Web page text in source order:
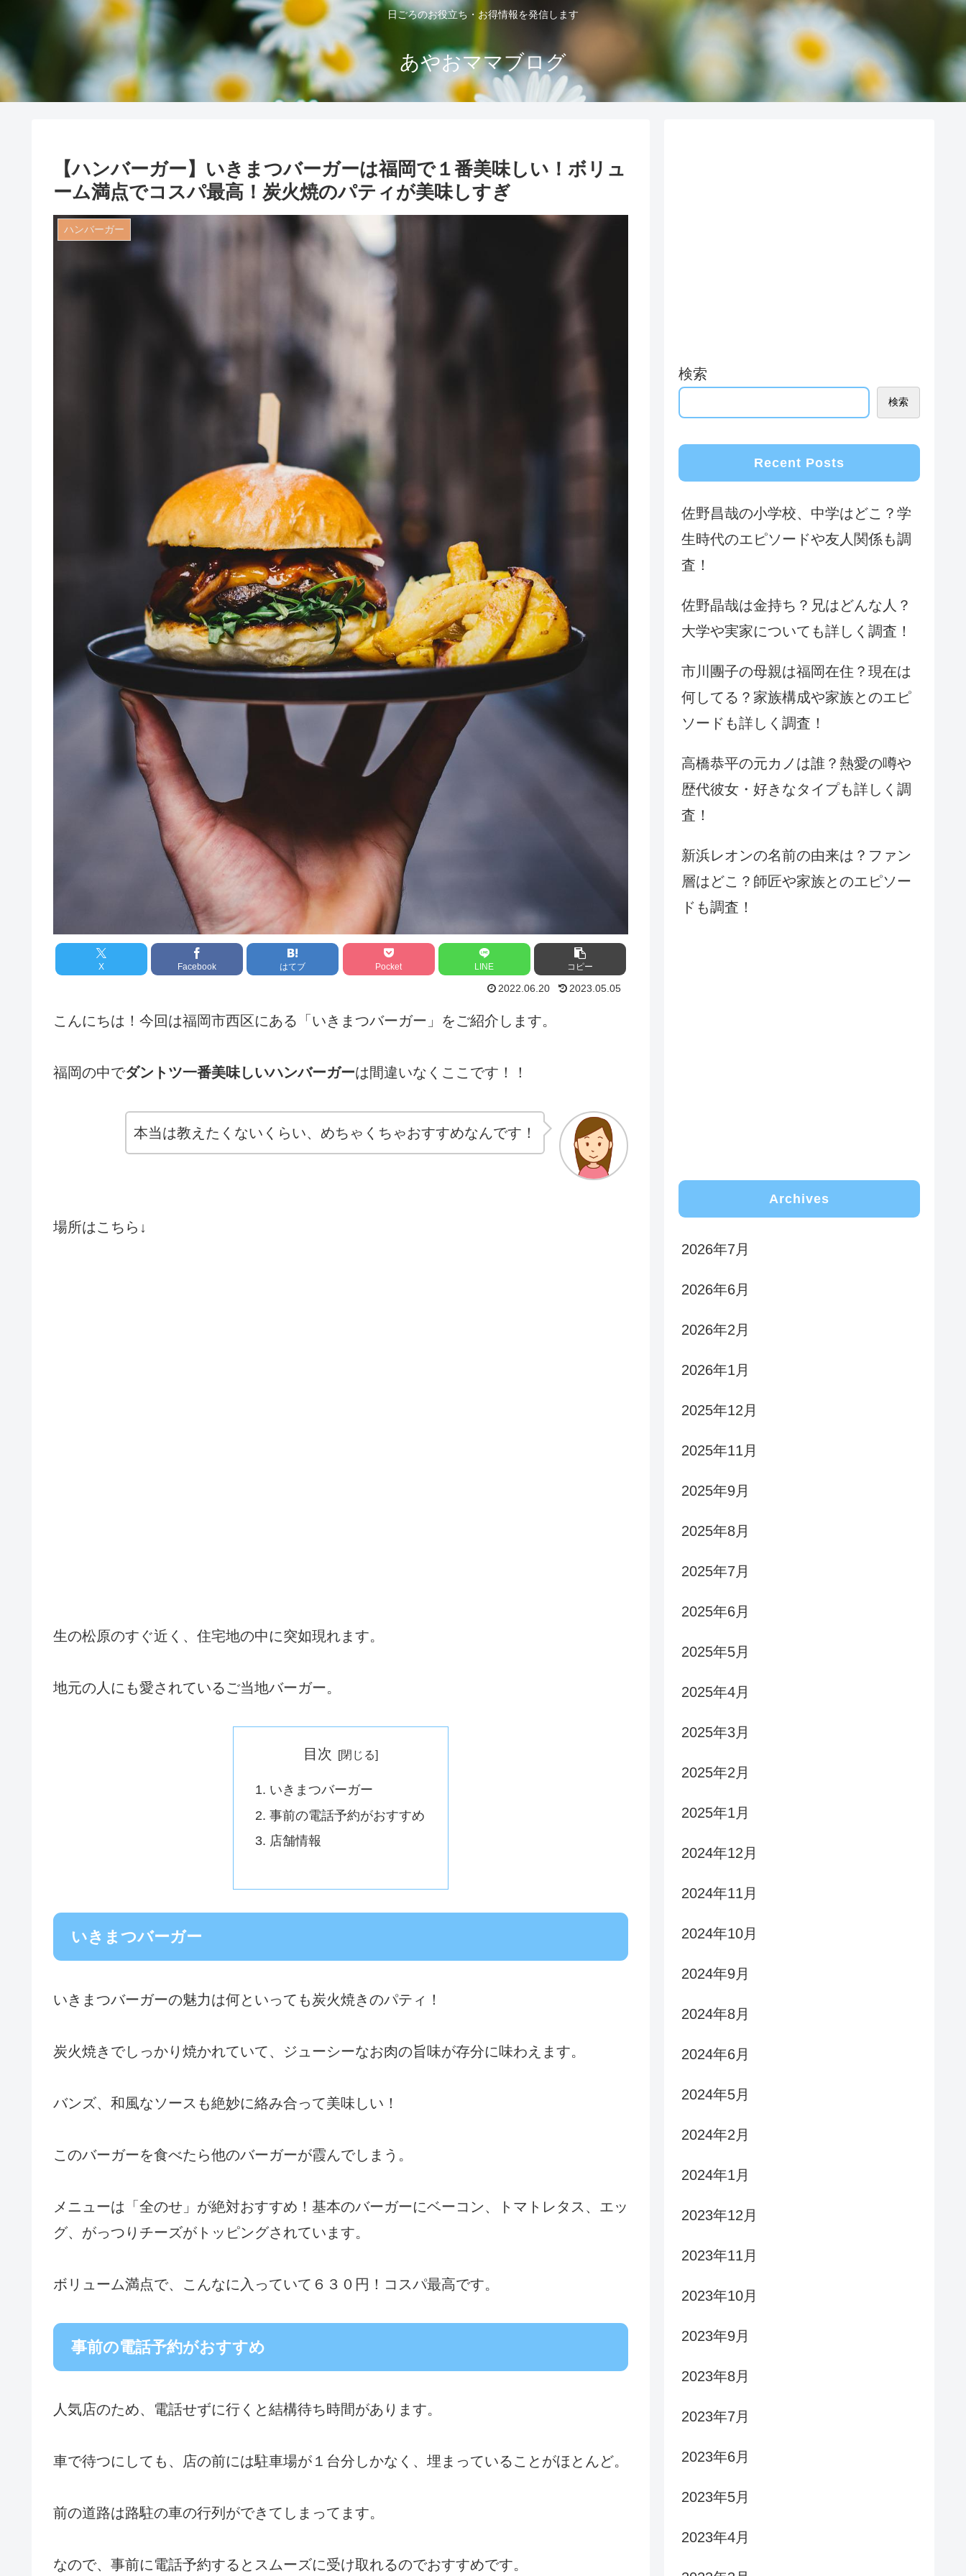
日ごろのお役立ち・お得情報を発信します
あやおママブログ
【ハンバーガー】いきまつバーガーは福岡で１番美味しい！ボリュ
ーム満点でコスパ最高！炭火焼のパティが美味しすぎ
ハンバーガー
X Facebook はてブ Pocket LINE コピー
2022.06.20 2023.05.05
こんにちは！今回は福岡市西区にある「いきまつバーガー」をご紹介します。
福岡の中でダントツ一番美味しいハンバーガーは間違いなくここです！！
本当は教えたくないくらい、めちゃくちゃおすすめなんです！
場所はこちら↓
生の松原のすぐ近く、住宅地の中に突如現れます。
地元の人にも愛されているご当地バーガー。
目次
いきまつバーガー
事前の電話予約がおすすめ
店舗情報
いきまつバーガー
いきまつバーガーの魅力は何といっても炭火焼きのパティ！
炭火焼きでしっかり焼かれていて、ジューシーなお肉の旨味が存分に味わえます。
バンズ、和風なソースも絶妙に絡み合って美味しい！
このバーガーを食べたら他のバーガーが霞んでしまう。
メニューは「全のせ」が絶対おすすめ！基本のバーガーにベーコン、トマトレタス、エッ
グ、がっつりチーズがトッピングされています。
ボリューム満点で、こんなに入っていて６３０円！コスパ最高です。
事前の電話予約がおすすめ
人気店のため、電話せずに行くと結構待ち時間があります。
車で待つにしても、店の前には駐車場が１台分しかなく、埋まっていることがほとんど。
前の道路は路駐の車の行列ができてしまってます。
なので、事前に電話予約するとスムーズに受け取れるのでおすすめです。
検索
検索
Recent Posts
佐野昌哉の小学校、中学はどこ？学
生時代のエピソードや友人関係も調
査！
佐野晶哉は金持ち？兄はどんな人？
大学や実家についても詳しく調査！
市川團子の母親は福岡在住？現在は
何してる？家族構成や家族とのエピ
ソードも詳しく調査！
高橋恭平の元カノは誰？熱愛の噂や
歴代彼女・好きなタイプも詳しく調
査！
新浜レオンの名前の由来は？ファン
層はどこ？師匠や家族とのエピソー
ドも調査！
Archives
2026年7月
2026年6月
2026年2月
2026年1月
2025年12月
2025年11月
2025年9月
2025年8月
2025年7月
2025年6月
2025年5月
2025年4月
2025年3月
2025年2月
2025年1月
2024年12月
2024年11月
2024年10月
2024年9月
2024年8月
2024年6月
2024年5月
2024年2月
2024年1月
2023年12月
2023年11月
2023年10月
2023年9月
2023年8月
2023年7月
2023年6月
2023年5月
2023年4月